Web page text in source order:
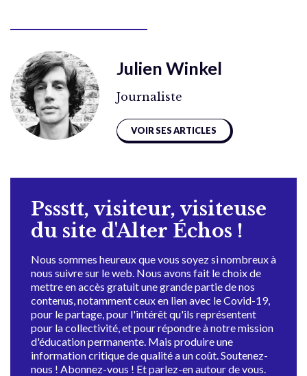
Julien Winkel
Journaliste
VOIR SES ARTICLES
Pssstt, visiteur, visiteuse
du site d'Alter Échos !
Nous sommes heureux que vous soyez si nombreux à
nous suivre sur le web. Nous avons fait le choix de
mettre en accès gratuit une grande partie de nos
contenus, notamment ceux en lien avec le Covid-19,
pour le partage, pour l'intérêt qu'ils représentent
pour la collectivité, et pour répondre à notre mission
d'éducation permanente. Mais produire une
information critique de qualité a un coût. Soutenez-
nous ! Abonnez-vous ! Et parlez-en autour de vous.